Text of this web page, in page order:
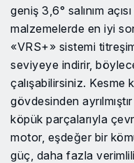
geniş 3,6° salınım
malzemelerde en iyi
«VRS+» sistemi
seviyeye indirir,
çalışabilirsiniz. Kesme
gövdesinden
köpük parçalarıyla
motor, eşdeğer bir
güç, daha fazla